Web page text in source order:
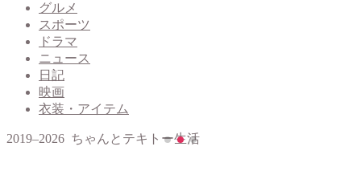
グルメ
スポーツ
ドラマ
ニュース
日記
映画
衣装・アイテム
2019–2026 ちゃんとテキトー生活